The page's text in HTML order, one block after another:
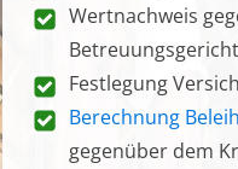
Wertnachweis
Betreuungsgericht
Festlegung
Berechnung
gegenüber dem